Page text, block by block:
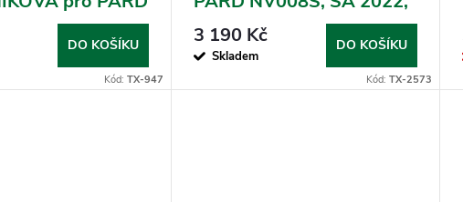
SA 2022
DO KOŠÍKU
Kód: TX-947
FD1
3 190 Kč
Skladem
DO KOŠÍKU
Kód: TX-2573